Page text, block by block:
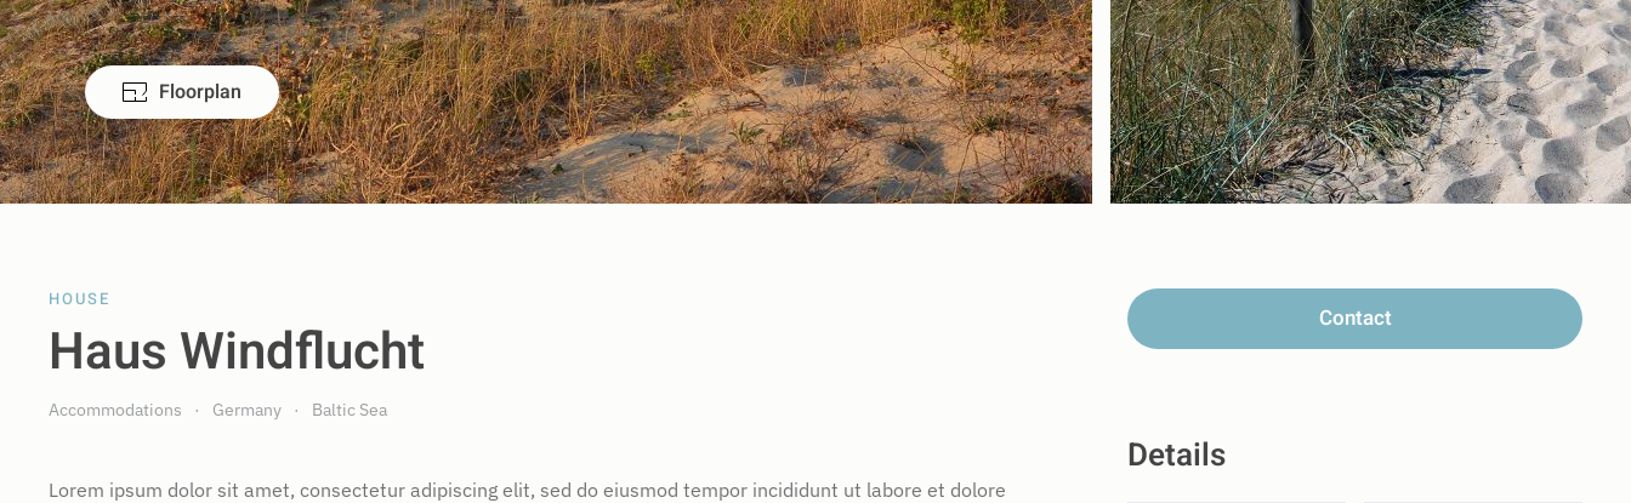
Floorplan
HOUSE
Haus Windflucht
Accommodations Germany Baltic Sea
Lorem ipsum dolor sit amet, consectetur adipiscing elit, sed do eiusmod tempor incididunt ut labore et dolore
Contact
Details